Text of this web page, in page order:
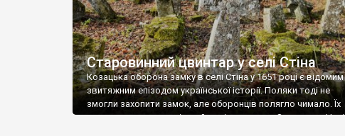
Старовинний цвинтар у селі Стіна
Козацька оборона замку в селі Стіна у 1651 році є відомим
звитяжним епізодом української історії. Поляки тоді не
змогли захопити замок, але оборонців полягло чимало. Їх
поховали на цвинтарі, який тоді називався Замковим. Нині